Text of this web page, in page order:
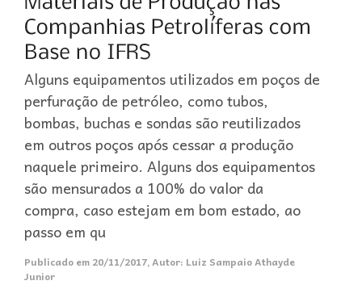
Alguns equipamentos utilizados em poços de
perfuração de petróleo, como tubos,
bombas, buchas e sondas são reutilizados
em outros poços após cessar a produção
naquele primeiro. Alguns dos equipamentos
são mensurados a 100% do valor da
compra, caso estejam em bom estado, ao
passo em qu
Publicado em 20/11/2017,Autor: Luiz Sampaio Athayde
Junior